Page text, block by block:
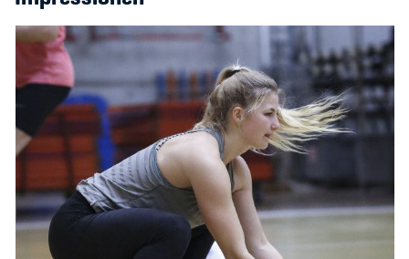
Organisation
Team
Offene Stellen
Mitgliedervereine
Sponsoren und Partner
Netzwerk